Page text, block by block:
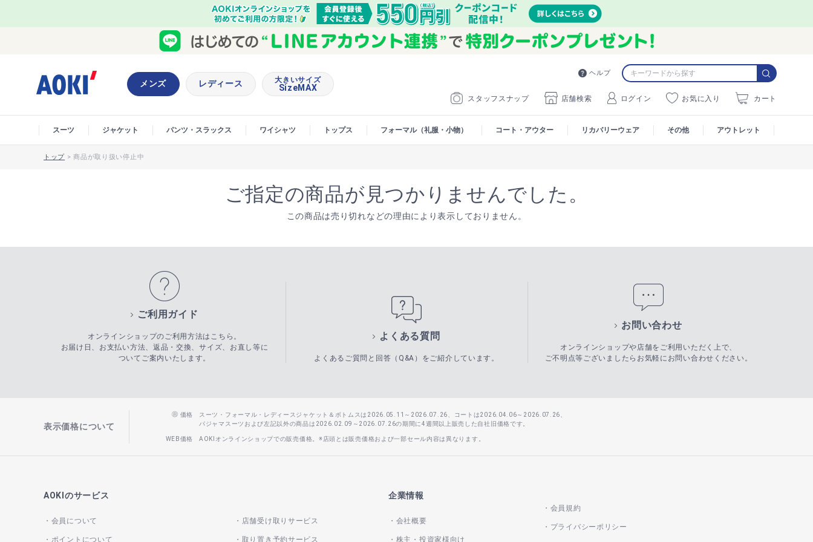
ヘルプ
スタッフスナップ 店舗検索 ログイン お気に入り カート
メンズ レディース 大きいサイズ
SizeMAX
スーツ ジャケット パンツ・スラックス ワイシャツ トップス フォーマル（礼服・小物） コート・アウター リカバリーウェア その他 アウトレット
トップ >商品が取り扱い停止中
ご指定の商品が見つかりませんでした。
この商品は売り切れなどの理由により表示しておりません。
ご利用ガイド
オンラインショップのご利用方法はこちら。
お届け日、お支払い方法、返品・交換、サイズ、お直し等に
ついてご案内いたします。
よくある質問
よくあるご質問と回答（Q&A）をご紹介しています。
お問い合わせ
オンラインショップや店舗をご利用いただく上で、
ご不明点等ございましたらお気軽にお問い合わせください。
表示価格について
価格
スーツ・フォーマル・レディースジャケット＆ボトムスは2026.05.11～2026.07.26、コートは2026.04.06～2026.07.26、
パジャマスーツおよび左記以外の商品は2026.02.09～2026.07.26の期間に4週間以上販売した自社旧価格です。
WEB価格 AOKIオンラインショップでの販売価格。※店頭とは販売価格および一部セール内容は異なります。
AOKIのサービス
会員について
ポイントについて
店舗受け取りサービス
取り置き予約サービス
企業情報
会社概要
株主・投資家様向け
会員規約
プライバシーポリシー